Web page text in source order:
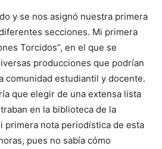
y se nos asignó nuestra primera
secciones. Mi primera
Torcidos”, en el que se
producciones que podrían
comunidad estudiantil y docente.
que elegir de una extensa lista
en la biblioteca de la
primera nota periodística de esta
pues no sabía cómo